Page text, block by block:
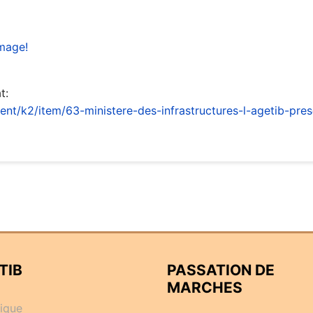
k2/item/63-ministere-des-infrastructures-l-agetib-
PASSATION DE
MARCHES